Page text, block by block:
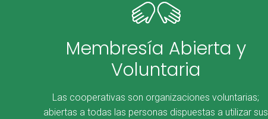
Membresía Abierta y
Voluntaria
Las cooperativas son organizaciones voluntarias;
abiertas a todas las personas dispuestas a utilizar sus